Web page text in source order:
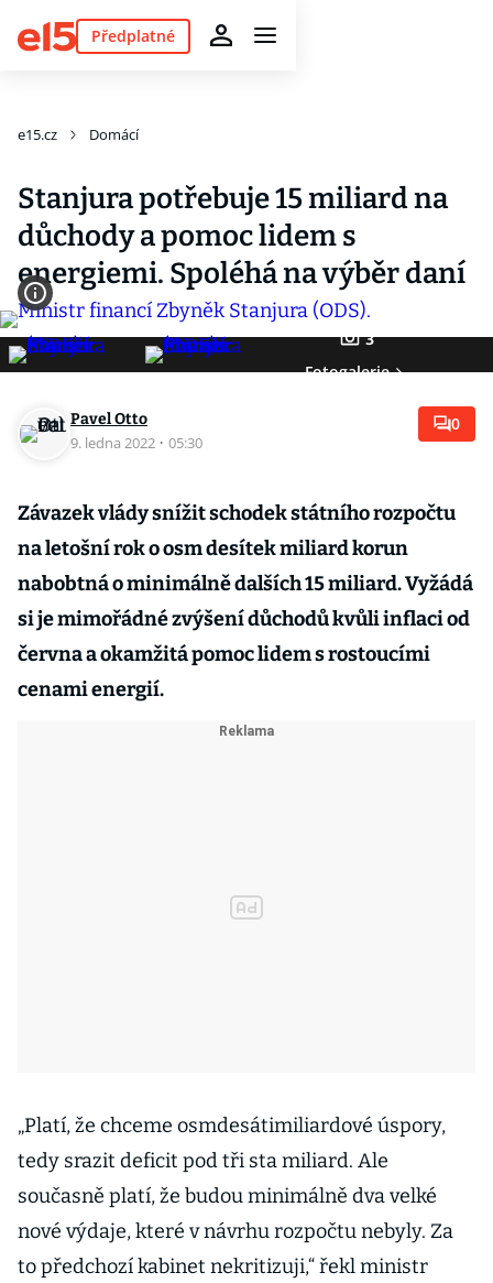
Předplatné
e15.cz Domácí
Stanjura potřebuje 15 miliard na
důchody a pomoc lidem s
energiemi. Spoléhá na výběr daní
3
Fotogalerie
Pavel Otto
9. ledna 2022 · 05:30
0
Závazek vlády snížit schodek státního rozpočtu
na letošní rok o osm desítek miliard korun
nabobtná o minimálně dalších 15 miliard. Vyžádá
si je mimořádné zvýšení důchodů kvůli inflaci od
června a okamžitá pomoc lidem s rostoucími
cenami energií.
„Platí, že chceme osmdesátimiliardové úspory,
tedy srazit deficit pod tři sta miliard. Ale
současně platí, že budou minimálně dva velké
nové výdaje, které v návrhu rozpočtu nebyly. Za
to předchozí kabinet nekritizuji,“ řekl ministr